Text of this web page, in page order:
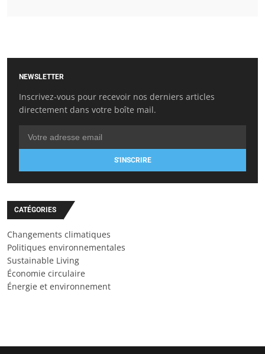
NEWSLETTER
Inscrivez-vous pour recevoir nos derniers articles
directement dans votre boîte mail.
S'INSCRIRE
CATÉGORIES
Changements climatiques
Politiques environnementales
Sustainable Living
Économie circulaire
Énergie et environnement